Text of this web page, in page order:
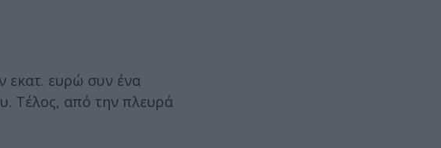
εκατ. ευρώ συν ένα
Τέλος, από την πλευρά